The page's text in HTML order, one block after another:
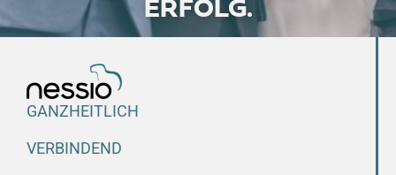
ERFOLG.
GANZHEITLICH
VERBINDEND